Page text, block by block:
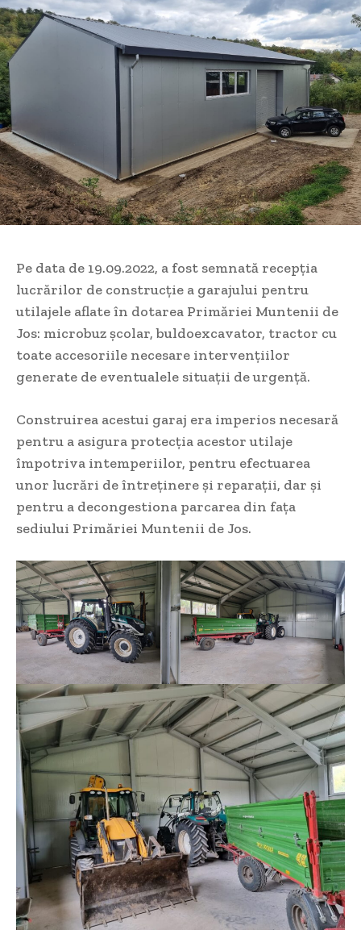
Pe data de 19.09.2022, a fost semnată recepția
lucrărilor de construcție a garajului pentru
utilajele aflate în dotarea Primăriei Muntenii de
Jos: microbuz școlar, buldoexcavator, tractor cu
toate accesoriile necesare intervențiilor
generate de eventualele situații de urgență.
Construirea acestui garaj era imperios necesară
pentru a asigura protecția acestor utilaje
împotriva intemperiilor, pentru efectuarea
unor lucrări de întreținere și reparații, dar și
pentru a decongestiona parcarea din fața
sediului Primăriei Muntenii de Jos.